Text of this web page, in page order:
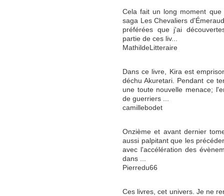
Cela fait un long moment
saga Les Chevaliers
préférées que j'ai
partie de ces liv...
MathildeLitteraire
Dans ce livre, Kira est
déchu Akuretari. Pendant ce
une toute nouvelle menace;
de guerriers ...
camillebodet
Onzième et avant dernier
aussi palpitant que les
avec l'accélération des
dans ...
Pierredu66
Ces livres, cet univers. Je ne